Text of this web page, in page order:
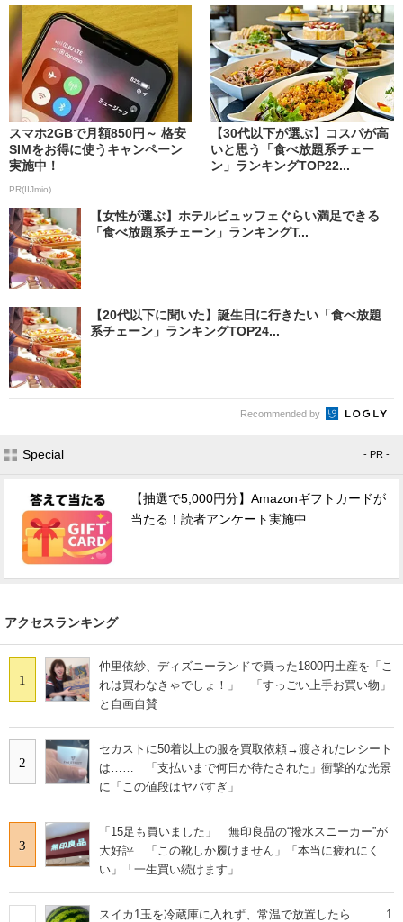
スマホ2GBで月額850円～ 格安
SIMをお得に使うキャンペーン
実施中！
PR(IIJmio)
【30代以下が選ぶ】コスパが高
いと思う「食べ放題系チェー
ン」ランキングTOP22...
【女性が選ぶ】ホテルビュッフェぐらい満足できる
「食べ放題系チェーン」ランキングT...
【20代以下に聞いた】誕生日に行きたい「食べ放題
系チェーン」ランキングTOP24...
Recommended by
Special - PR -
【抽選で5,000円分】Amazonギフトカードが
当たる！読者アンケート実施中
アクセスランキング
1
仲里依紗、ディズニーランドで買った1800円土産を「こ
れは買わなきゃでしょ！」 「すっごい上手お買い物」
と自画自賛
2
セカストに50着以上の服を買取依頼→渡されたレシート
は…… 「支払いまで何日か待たされた」衝撃的な光景
に「この値段はヤバすぎ」
3
「15足も買いました」 無印良品の“撥水スニーカー”が
大好評 「この靴しか履けません」「本当に疲れにく
い」「一生買い続けます」
スイカ1玉を冷蔵庫に入れず、常温で放置したら…… 1